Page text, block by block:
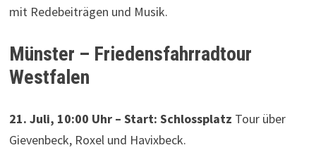
mit Redebeiträgen und Musik.
Münster – Friedensfahrradtour
Westfalen
21. Juli, 10:00 Uhr – Start: Schlossplatz Tour über
Gievenbeck, Roxel und Havixbeck.